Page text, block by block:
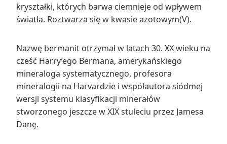
kryształki, których barwa ciemnieje od wpływem
światła. Roztwarza się w kwasie azotowym(V).
Nazwę bermanit otrzymał w latach 30. XX wieku na
cześć Harry’ego Bermana, amerykańskiego
mineraloga systematycznego, profesora
mineralogii na Harvardzie i współautora siódmej
wersji systemu klasyfikacji minerałów
stworzonego jeszcze w XIX stuleciu przez Jamesa
Danę.